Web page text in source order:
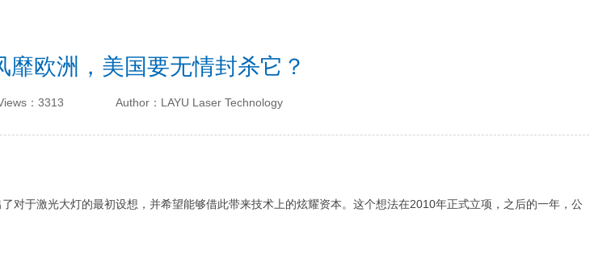
靡欧洲，美国要无情封杀它？
：3313 Author：LAYU Laser Technology
对于激光大灯的最初设想，并希望能够借此带来技术上的炫耀资本。这个想法在2010年正式立项，之后的一年，公